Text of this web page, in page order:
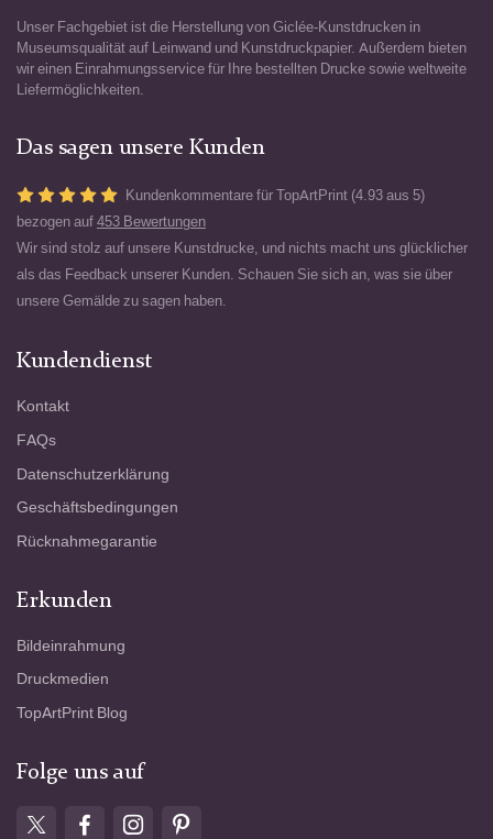
Unser Fachgebiet ist die Herstellung von Giclée-Kunstdrucken in
Museumsqualität auf Leinwand und Kunstdruckpapier. Außerdem bieten
wir einen Einrahmungsservice für Ihre bestellten Drucke sowie weltweite
Liefermöglichkeiten.
Das sagen unsere Kunden
Kundenkommentare für TopArtPrint (4.93 aus 5)
bezogen auf 453 Bewertungen
Wir sind stolz auf unsere Kunstdrucke, und nichts macht uns glücklicher
als das Feedback unserer Kunden. Schauen Sie sich an, was sie über
unsere Gemälde zu sagen haben.
Kundendienst
Kontakt
FAQs
Datenschutzerklärung
Geschäftsbedingungen
Rücknahmegarantie
Erkunden
Bildeinrahmung
Druckmedien
TopArtPrint Blog
Folge uns auf